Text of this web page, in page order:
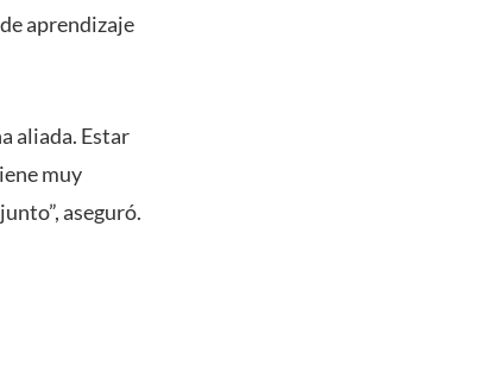
aprendizaje
aliada. Estar
muy
aseguró.